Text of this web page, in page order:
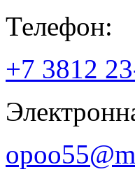
Телефон:
+7 3812